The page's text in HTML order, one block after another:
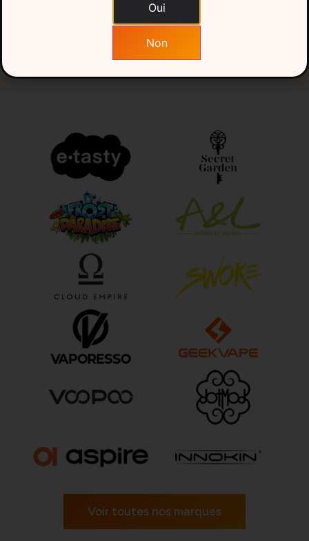
Voir toutes nos marques
Oui
Non